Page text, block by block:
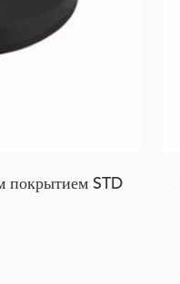
покрытием STD